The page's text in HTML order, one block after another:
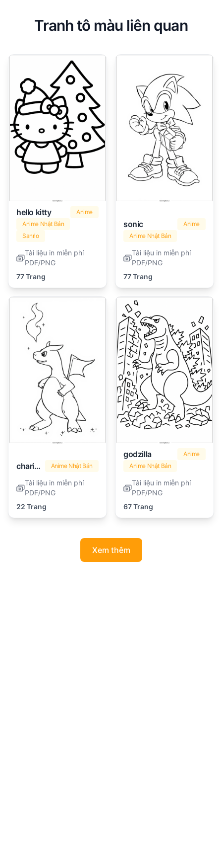
Tranh tô màu liên quan
hello kitty
Anime
Anime Nhật Bản
Sanrio
Tài liệu in miễn phí
PDF/PNG
77 Trang
sonic
Anime
Anime Nhật Bản
Tài liệu in miễn phí
PDF/PNG
77 Trang
charizard Anime Nhật Bản
Tài liệu in miễn phí
PDF/PNG
22 Trang
godzilla
Anime
Anime Nhật Bản
Tài liệu in miễn phí
PDF/PNG
67 Trang
Xem thêm